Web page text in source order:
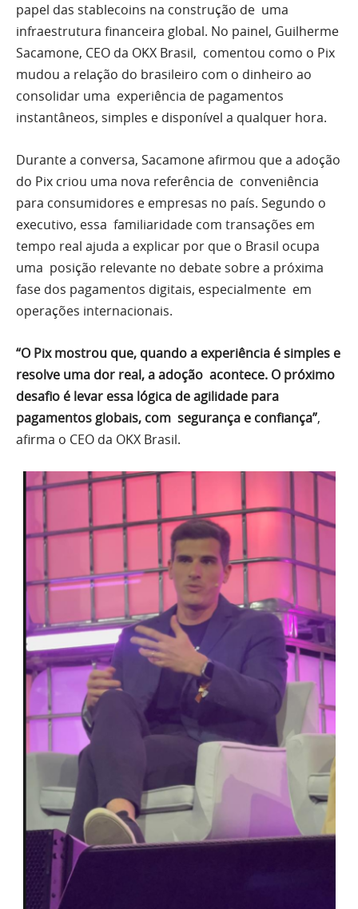
papel das stablecoins na construção de uma
infraestrutura financeira global. No painel, Guilherme
Sacamone, CEO da OKX Brasil, comentou como o Pix
mudou a relação do brasileiro com o dinheiro ao
consolidar uma experiência de pagamentos
instantâneos, simples e disponível a qualquer hora.
Durante a conversa, Sacamone afirmou que a adoção
do Pix criou uma nova referência de conveniência
para consumidores e empresas no país. Segundo o
executivo, essa familiaridade com transações em
tempo real ajuda a explicar por que o Brasil ocupa
uma posição relevante no debate sobre a próxima
fase dos pagamentos digitais, especialmente em
operações internacionais.
“O Pix mostrou que, quando a experiência é simples e
resolve uma dor real, a adoção acontece. O próximo
desafio é levar essa lógica de agilidade para
pagamentos globais, com segurança e confiança”,
afirma o CEO da OKX Brasil.